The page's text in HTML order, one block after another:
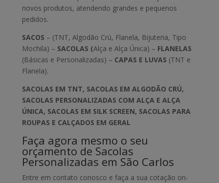
novos produtos, atendendo grandes e pequenos
pedidos.
SACOS – (TNT, Algodão Crú, Flanela, Bijuteria, Tipo
Mochila) – SACOLAS (Alça e Alça Única) – FLANELAS
(Básicas e Personalizadas) – CAPAS E LUVAS (TNT e
Flanela).
SACOLAS EM TNT, SACOLAS EM ALGODÃO CRÚ,
SACOLAS PERSONALIZADAS COM ALÇA E ALÇA
ÚNICA, SACOLAS EM SILK SCREEN, SACOLAS PARA
ROUPAS E CALÇADOS EM GERAL
Faça agora mesmo o seu
orçamento de Sacolas
Personalizadas em São Carlos
Entre em contato conosco e faça a sua cotação on-